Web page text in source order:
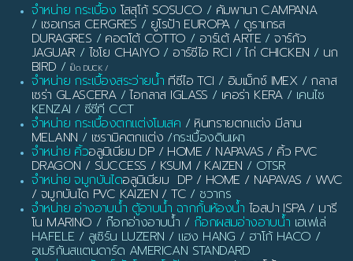
จำหน่าย กระเบื้อง โสสุโก้ SOSUCO / คัมพานา CAMPANA
/ เซอเกรส CERGRES / ยูโรป้า EUROPA/ ดูราเกรส
DURAGRES / คอตโต้ COTTO / อาร์เต้ ARTE /จาร์กัว
JAGUAR / ไชโย CHAIYO / อาร์ซีไอ RCI /ไก่ CHICKEN / นก
BIRD / เป็ด DUCK /
จำหน่าย กระเบื้องสระว่ายน้ำ ทีซีไอ TCI / อิมเม็กซ์ IMEX/ กลาส
เซร่า GLASCERA/ไอกลาส IGLASS / เคอร่า KERA/ เคนไซ
KENZAI / ซีซีที CCT
จำหน่าย กระเบื้องตกแต่งโมเสค / หินทรายตกแต่ง มีลาน
MELANN / เซรามิคตกแต่ง /กระเบื้องดินเผา
จำหน่าย คิ้วอลูมิเนียม DP / HOME / NAPAVAS / คิ้ว PVC
DRAGON / SUCCESS / KSUM / KAIZEN / OTSR
จำหน่าย จมูกบันไดอลูมิเนียม DP / HOME / NAPAVAS / WVC
/ จมูกบันได PVC KAIZEN / TC / ชวากร
จำหน่าย อ่างอาบน้ำ ตู้อาบน้ำ ฉากกั้นห้องน้ำ ไอสปา ISPA / มารี
โน MARINO / ก๊อกอ่างอาบน้ำ / ก๊อกผสมอ่างอาบน้ำ เฮเฟเล่
HAFELE / ลูเซิร์น LUZERN / แฮง HANG / ฮาโก้ HACO /
อเมริกันสแตนดาร์ด AMERICAN STANDARD